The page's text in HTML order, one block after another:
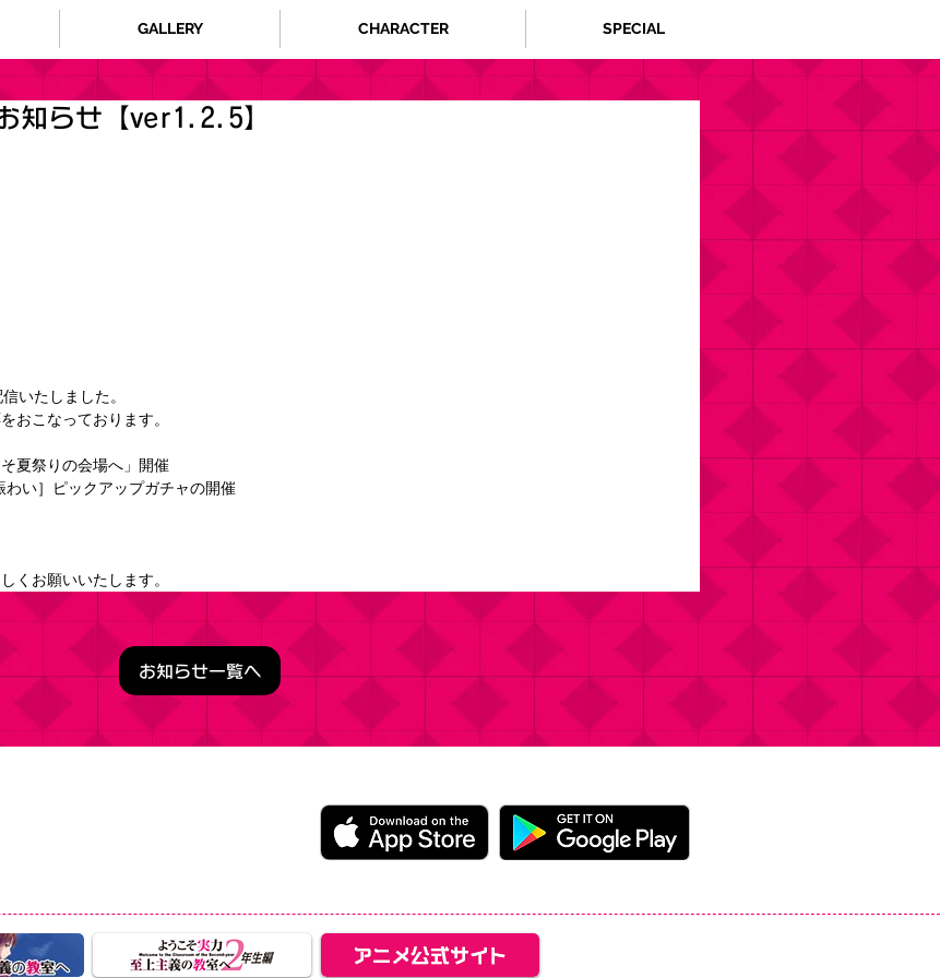
GALLERY CHARACTER SPECIAL
知らせ【ver1.2.5】
いたしました。
おこなっております。
夏祭りの会場へ」開催
わい］ピックアップガチャの開催
くお願いいたします。
お知らせ一覧へ